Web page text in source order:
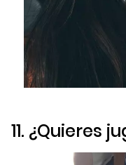
11. ¿Quieres